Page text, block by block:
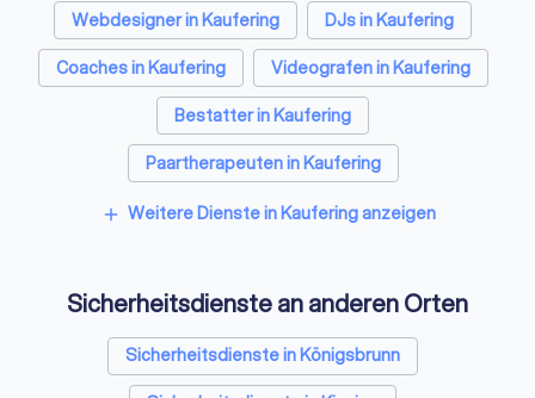
Webdesigner in Kaufering
DJs in Kaufering
Coaches in Kaufering
Videografen in Kaufering
Bestatter in Kaufering
Paartherapeuten in Kaufering
Freie Redner in Kaufering
add Weitere Dienste in Kaufering anzeigen
Sicherheitsdienste an anderen Orten
Sicherheitsdienste in Königsbrunn